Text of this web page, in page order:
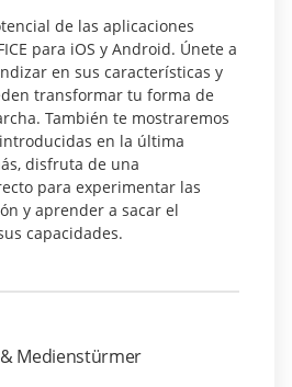
de las aplicaciones
para iOS y Android. Únete a
en sus características y
transformar tu forma de
También te mostraremos
en la última
disfruta de una
para experimentar las
y aprender a sacar el
capacidades.
& Medienstürmer